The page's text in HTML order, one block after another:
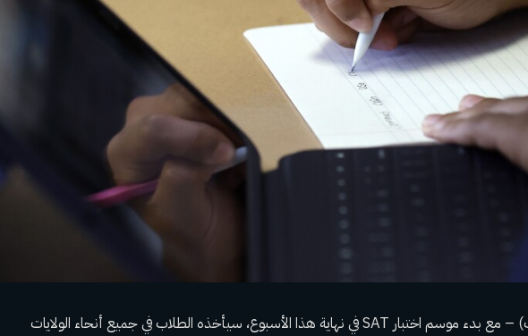
برمنغهام، علاء (ا ف ب) – مع بدء موسم اختبار SAT في نهاية هذا الأسبوع، سيأخذه الطلاب في جميع أنحاء الولايات